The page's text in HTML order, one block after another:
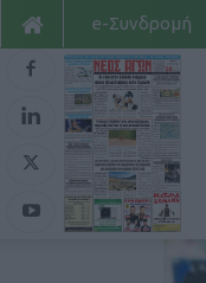
e-Συνδρομή